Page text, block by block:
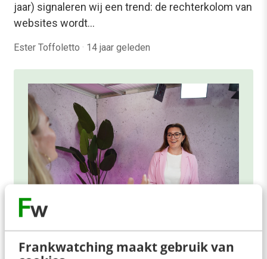
Frankwatching maakt gebruik van
jaar) signaleren wij een trend: de rechterkolom van
websites wordt…
Ester Toffoletto · 14 jaar geleden
ONLINE MASTERCLASS